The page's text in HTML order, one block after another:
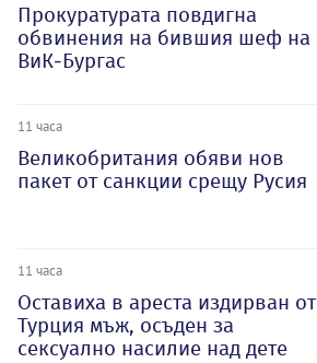
Прокуратурата повдигна
обвинения на бившия шеф на
ВиК-Бургас
11 часа
Великобритания обяви нов
пакет от санкции срещу Русия
11 часа
Оставиха в ареста издирван от
Турция мъж, осъден за
сексуално насилие над дете